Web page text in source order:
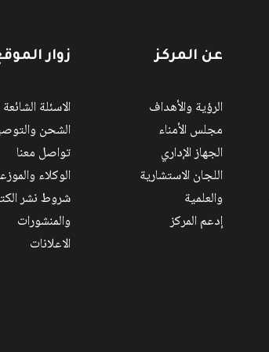
عن المركز
الرؤية والأهداف
مجلس الأمناء
الجهاز الإداري
اللجان الاستشارية
والعلمية
إدعم المركز
زوار
الاسئلة الشائعة
الشحن
تواصل معنا
الوكلاء
شروط نشر
والمنشورات
الاعلانات